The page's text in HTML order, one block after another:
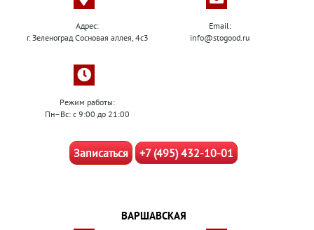
Адрес:
г. Зеленоград Сосновая аллея, 4с3
Email:
info@stogood.ru
Режим работы:
Пн–Вс: с 9:00 до 21:00
Записаться +7 (495) 432-10-01
ВАРШАВСКАЯ